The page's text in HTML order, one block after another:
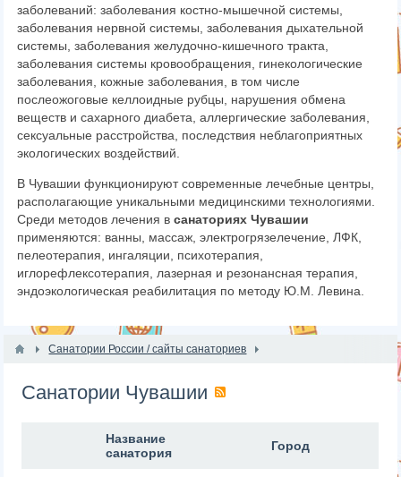
заболеваний: заболевания костно-мышечной системы,
заболевания нервной системы, заболевания дыхательной
системы, заболевания желудочно-кишечного тракта,
заболевания системы кровообращения, гинекологические
заболевания, кожные заболевания, в том числе
послеожоговые келлоидные рубцы, нарушения обмена
веществ и сахарного диабета, аллергические заболевания,
сексуальные расстройства, последствия неблагоприятных
экологических воздействий.
В Чувашии функционируют современные лечебные центры,
располагающие уникальными медицинскими технологиями.
Среди методов лечения всанаториях Чувашии
применяются: ванны, массаж, электрогрязелечение, ЛФК,
пелеотерапия, ингаляции, психотерапия,
иглорефлексотерапия, лазерная и резонансная терапия,
эндоэкологическая реабилитация по методу Ю.М. Левина.
Санатории России / сайты санаториев
Санатории Чувашии
Название
санатория
Город